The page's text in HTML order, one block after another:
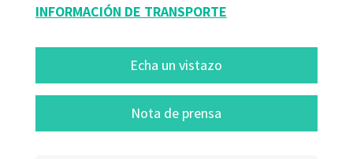
INFORMACIÓN DE TRANSPORTE
Echa un vistazo
Nota de prensa